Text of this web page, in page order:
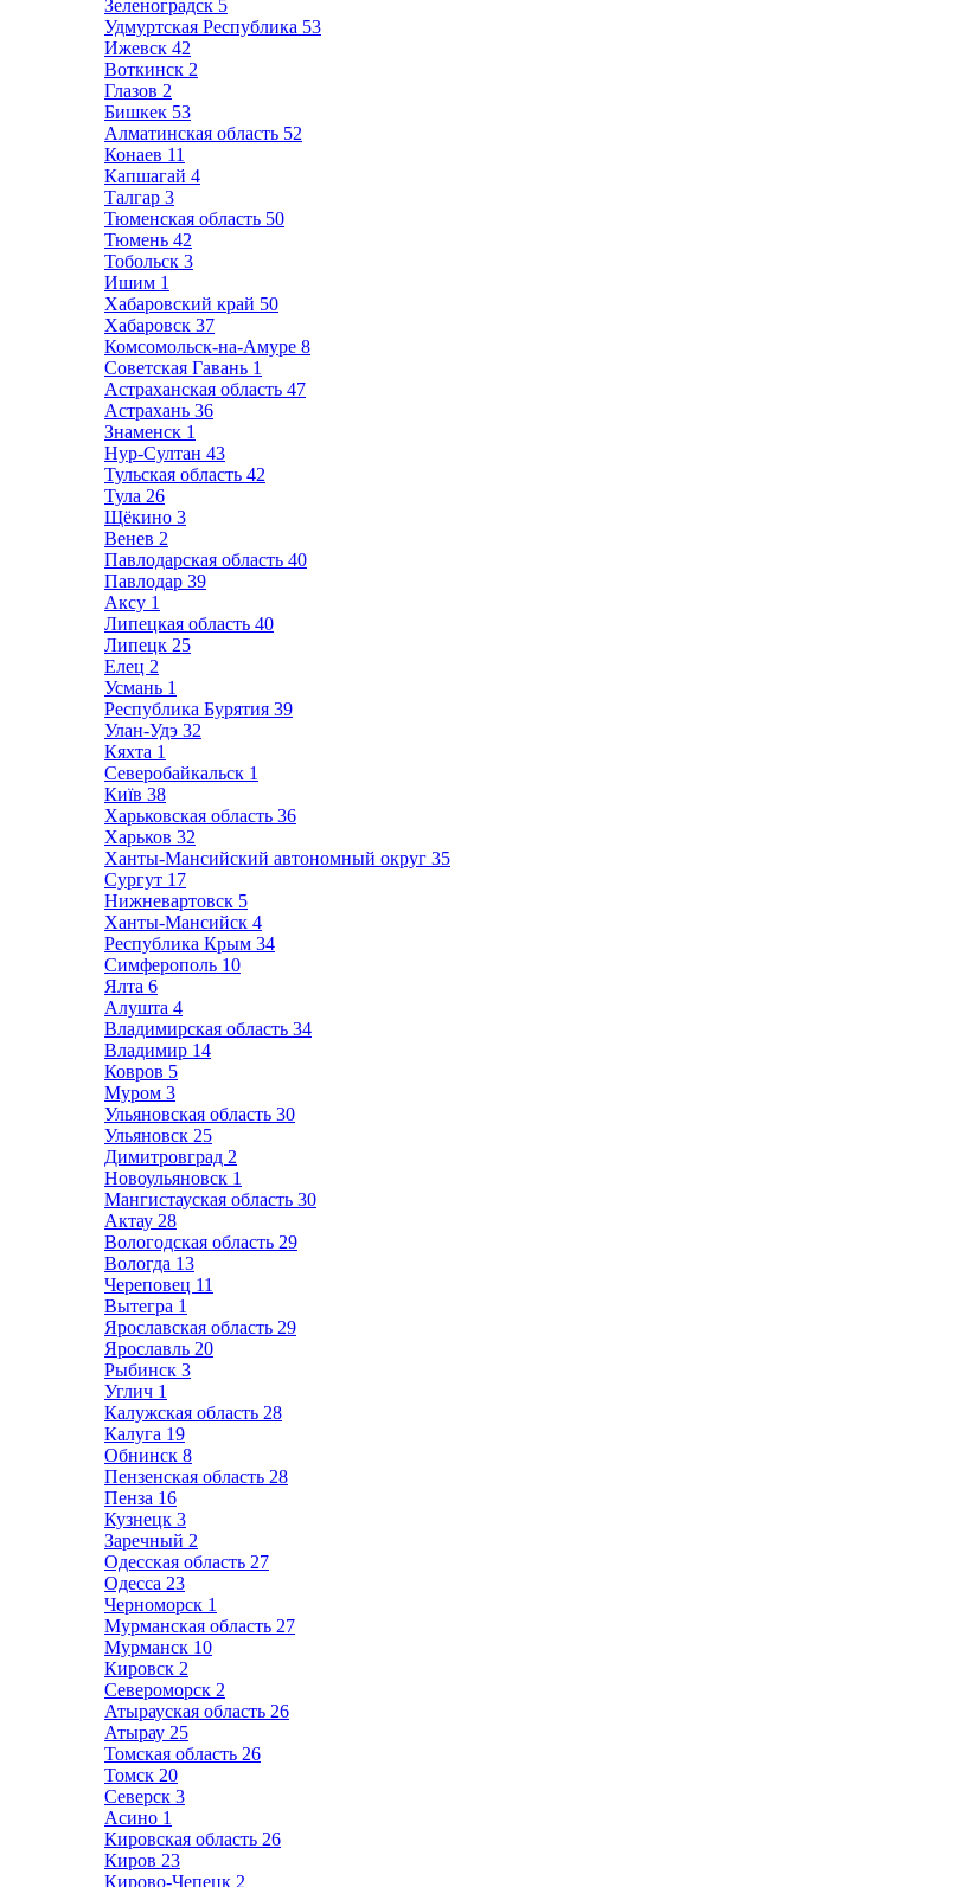
Зеленоградск 5
Удмуртская Республика 53
Ижевск 42
Воткинск 2
Глазов 2
Бишкек 53
Алматинская область 52
Конаев 11
Капшагай 4
Талгар 3
Тюменская область 50
Тюмень 42
Тобольск 3
Ишим 1
Хабаровский край 50
Хабаровск 37
Комсомольск-на-Амуре 8
Советская Гавань 1
Астраханская область 47
Астрахань 36
Знаменск 1
Нур-Султан 43
Тульская область 42
Тула 26
Щёкино 3
Венев 2
Павлодарская область 40
Павлодар 39
Аксу 1
Липецкая область 40
Липецк 25
Елец 2
Усмань 1
Республика Бурятия 39
Улан-Удэ 32
Кяхта 1
Северобайкальск 1
Київ 38
Харьковская область 36
Харьков 32
Ханты-Мансийский автономный округ 35
Сургут 17
Нижневартовск 5
Ханты-Мансийск 4
Республика Крым 34
Симферополь 10
Ялта 6
Алушта 4
Владимирская область 34
Владимир 14
Ковров 5
Муром 3
Ульяновская область 30
Ульяновск 25
Димитровград 2
Новоульяновск 1
Мангистауская область 30
Актау 28
Вологодская область 29
Вологда 13
Череповец 11
Вытегра 1
Ярославская область 29
Ярославль 20
Рыбинск 3
Углич 1
Калужская область 28
Калуга 19
Обнинск 8
Пензенская область 28
Пенза 16
Кузнецк 3
Заречный 2
Одесская область 27
Одесса 23
Черноморск 1
Мурманская область 27
Мурманск 10
Кировск 2
Североморск 2
Атырауская область 26
Атырау 25
Томская область 26
Томск 20
Северск 3
Асино 1
Кировская область 26
Киров 23
Кирово-Чепецк 2